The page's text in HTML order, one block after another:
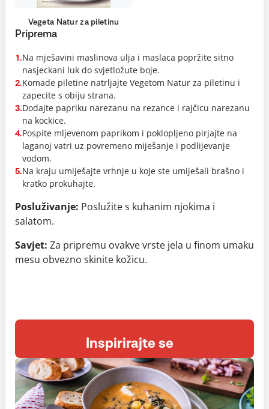
Vegeta Natur za piletinu
Priprema
1.Na mješavini maslinova ulja i maslaca popržite sitno
nasjeckani luk do svjetložute boje.
2.Komade piletine natrljajte Vegetom Natur za piletinu i
zapecite s obiju strana.
3.Dodajte papriku narezanu na rezance i rajčicu narezanu
na kockice.
4.Pospite mljevenom paprikom i poklopljeno pirjajte na
laganoj vatri uz povremeno miješanje i podlijevanje
vodom.
5.Na kraju umiješajte vrhnje u koje ste umiješali brašno i
kratko prokuhajte.
Posluživanje: Poslužite s kuhanim njokima i
salatom.
Savjet: Za pripremu ovakve vrste jela u finom umaku
mesu obvezno skinite kožicu.
Inspirirajte se